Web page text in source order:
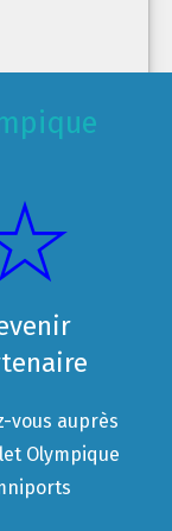
vous auprès
Olympique